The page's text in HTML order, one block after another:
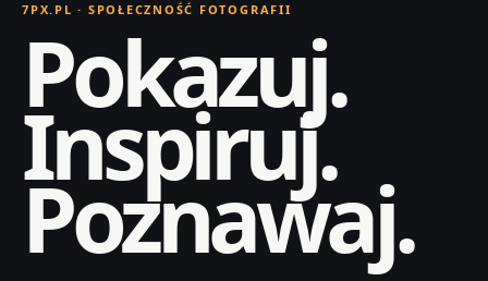
7PX.PL · SPOŁECZNOŚĆ FOTOGRAFII
Pokazuj.
Inspiruj.
Poznawaj.